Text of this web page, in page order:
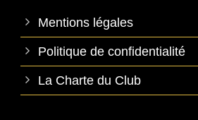
Mentions légales
Politique de confidentialité
La Charte du Club